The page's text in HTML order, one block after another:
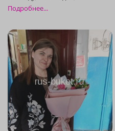
Подробнее...